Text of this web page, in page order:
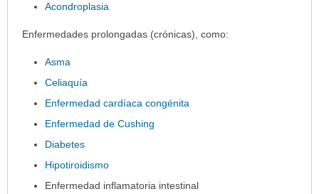
Acondroplasia
Enfermedades prolongadas (crónicas), como:
Asma
Celiaquía
Enfermedad cardíaca congénita
Enfermedad de Cushing
Diabetes
Hipotiroidismo
Enfermedad inflamatoria intestinal